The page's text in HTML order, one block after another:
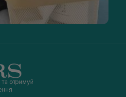
та отримуй